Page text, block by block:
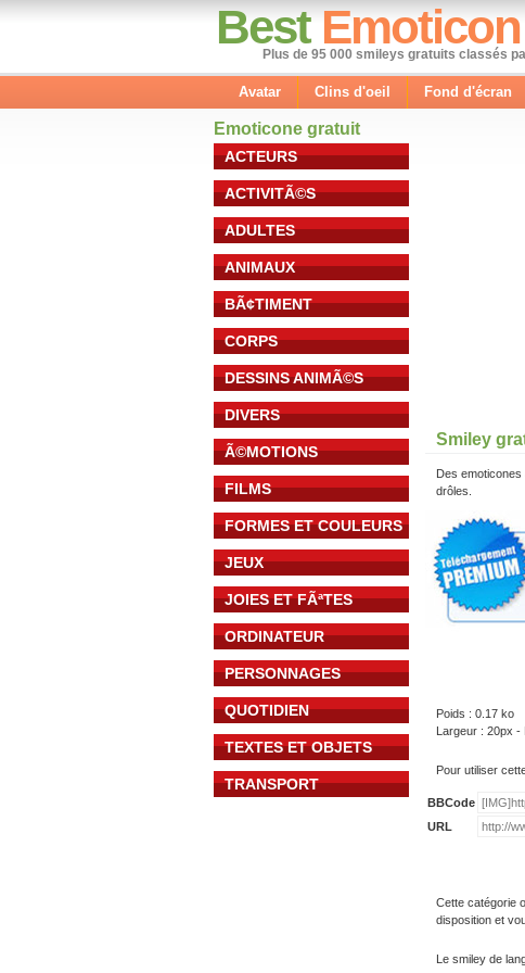
Best Emoticon
Plus de 95 000 smileys gratuits classés
Avatar Clins d'oeil Fond d'écran
Emoticone gratuit
ACTEURS
ACTIVITÃ©S
ADULTES
ANIMAUX
BÃ¢TIMENT
CORPS
DESSINS ANIMÃ©S
DIVERS
Ã©MOTIONS
FILMS
FORMES ET COULEURS
JEUX
JOIES ET FÃªTES
ORDINATEUR
PERSONNAGES
QUOTIDIEN
TEXTES ET OBJETS
TRANSPORT
Smiley
Des
drôles.
Poids : 0.17 ko
Largeur : 20px -
Pour utiliser
BBCode
URL
Cette catégorie
disposition et
Le smiley de